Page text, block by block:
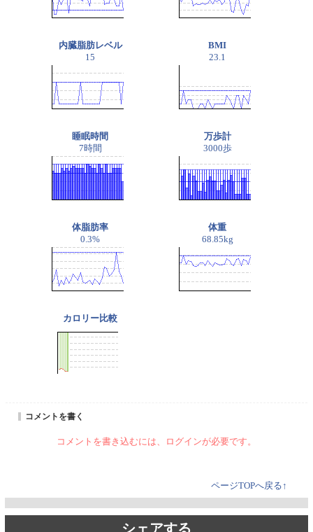
内臓脂肪レベル
15
BMI
23.1
睡眠時間
7時間
万歩計
3000歩
体脂肪率
0.3%
体重
68.85kg
カロリー比較
コメントを書く
コメントを書き込むには、ログインが必要です。
ページTOPへ戻る↑
シェアする